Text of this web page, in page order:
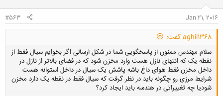
Jan 21, 2016
#563
aghil1368 گفت:
سلام مهندس ممنون از پاسخگویی شما در شکل ارسالی اگر بخوایم سیال فقط از
نقطه یک که انتهای نازل هست وارد مخزن شود که در فضای بالاتر از نازل در
داخل مخزن فقط هوای داغ باشه پاشش یک سیال در داخل استوانه هست
شرایط مرزی رو چگونه باید در نظر گرفت که سیال فقط در نقطه یک دارد مخزن
شودیا چه تغییراتی در هندسه باید ایجاد کرد؟